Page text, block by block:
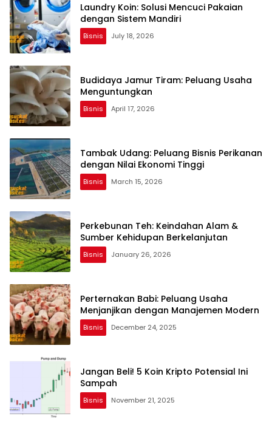
Laundry Koin: Solusi Mencuci Pakaian
dengan Sistem Mandiri
Bisnis July 18, 2026
Budidaya Jamur Tiram: Peluang Usaha
Menguntungkan
Bisnis April 17, 2026
Tambak Udang: Peluang Bisnis Perikanan
dengan Nilai Ekonomi Tinggi
Bisnis March 15, 2026
Perkebunan Teh: Keindahan Alam &
Sumber Kehidupan Berkelanjutan
Bisnis January 26, 2026
Perternakan Babi: Peluang Usaha
Menjanjikan dengan Manajemen Modern
Bisnis December 24, 2025
Jangan Beli! 5 Koin Kripto Potensial Ini
Sampah
Bisnis November 21, 2025